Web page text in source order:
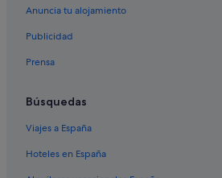
Centro histórico hoteles
Pensiones en Santiponce
Hoteles de 3 estrellas en Santiponce
Hoteles cerca de Ruinas de Traianeum
Anuncia tu alojamiento
Publicidad
Prensa
Búsquedas
Viajes a España
Hoteles en España